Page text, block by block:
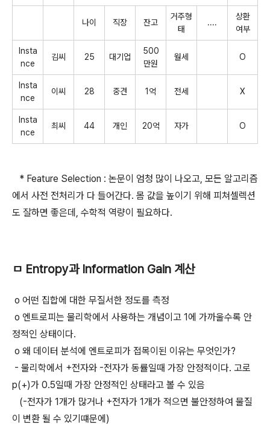
나이 직장 잔고
거주형
태
....
상환
여부
Insta
nce
김씨 25 대기업
500
만원
월세 O
Insta
nce
이씨 28 중견 1억 전세 X
Insta
nce
최씨 44 개인 20억 자가 O
* Feature Selection : 논문이 엄청 많이 나오고, 모든 알고리즘
에서 사전 전처리가 다 들어간다. 몸 값을 높이기 위해 피쳐셀렉션
도 잘하면 좋은데, 수학적 역량이 필요하다.
ㅁ Entropy과 Information Gain 계산
o 어떤 집합에 대한 무질서한 정도를 측정
o 엔트로피는 물리학에서 사용하는 개념이고 1에 가까울수록 안
정적인 상태이다.
o 왜 데이터 분석에 엔트로피가 접목이된 이유는 무엇인가?
- 물리학에서 +전자와 -전자가 동률일때 가장 안정적이다. 고로
p(+)가 0.5일때 가장 안정적인 상태라고 볼 수 있음
(-전자가 1개가 많거나 +전자가 1개가 적으면 불안정하여 물질
이 변환 될 수 있기떄문에)